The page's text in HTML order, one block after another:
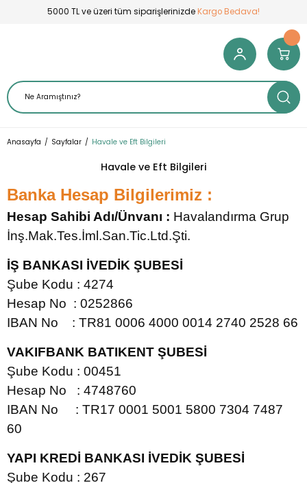
5000 TL ve üzeri tüm siparişlerinizde Kargo Bedava!
Anasayfa Sayfalar Havale ve Eft Bilgileri
Havale ve Eft Bilgileri
Banka Hesap Bilgilerimiz :
Hesap Sahibi Adı/Ünvanı : Havalandırma Grup
İnş.Mak.Tes.İml.San.Tic.Ltd.Şti.
İŞ BANKASI İVEDİK ŞUBESİ
Şube Kodu : 4274
Hesap No : 0252866
IBAN No : TR81 0006 4000 0014 2740 2528 66
VAKIFBANK BATIKENT ŞUBESİ
Şube Kodu : 00451
Hesap No : 4748760
IBAN No : TR17 0001 5001 5800 7304 7487
60
YAPI KREDİ BANKASI İVEDİK ŞUBESİ
Şube Kodu : 267